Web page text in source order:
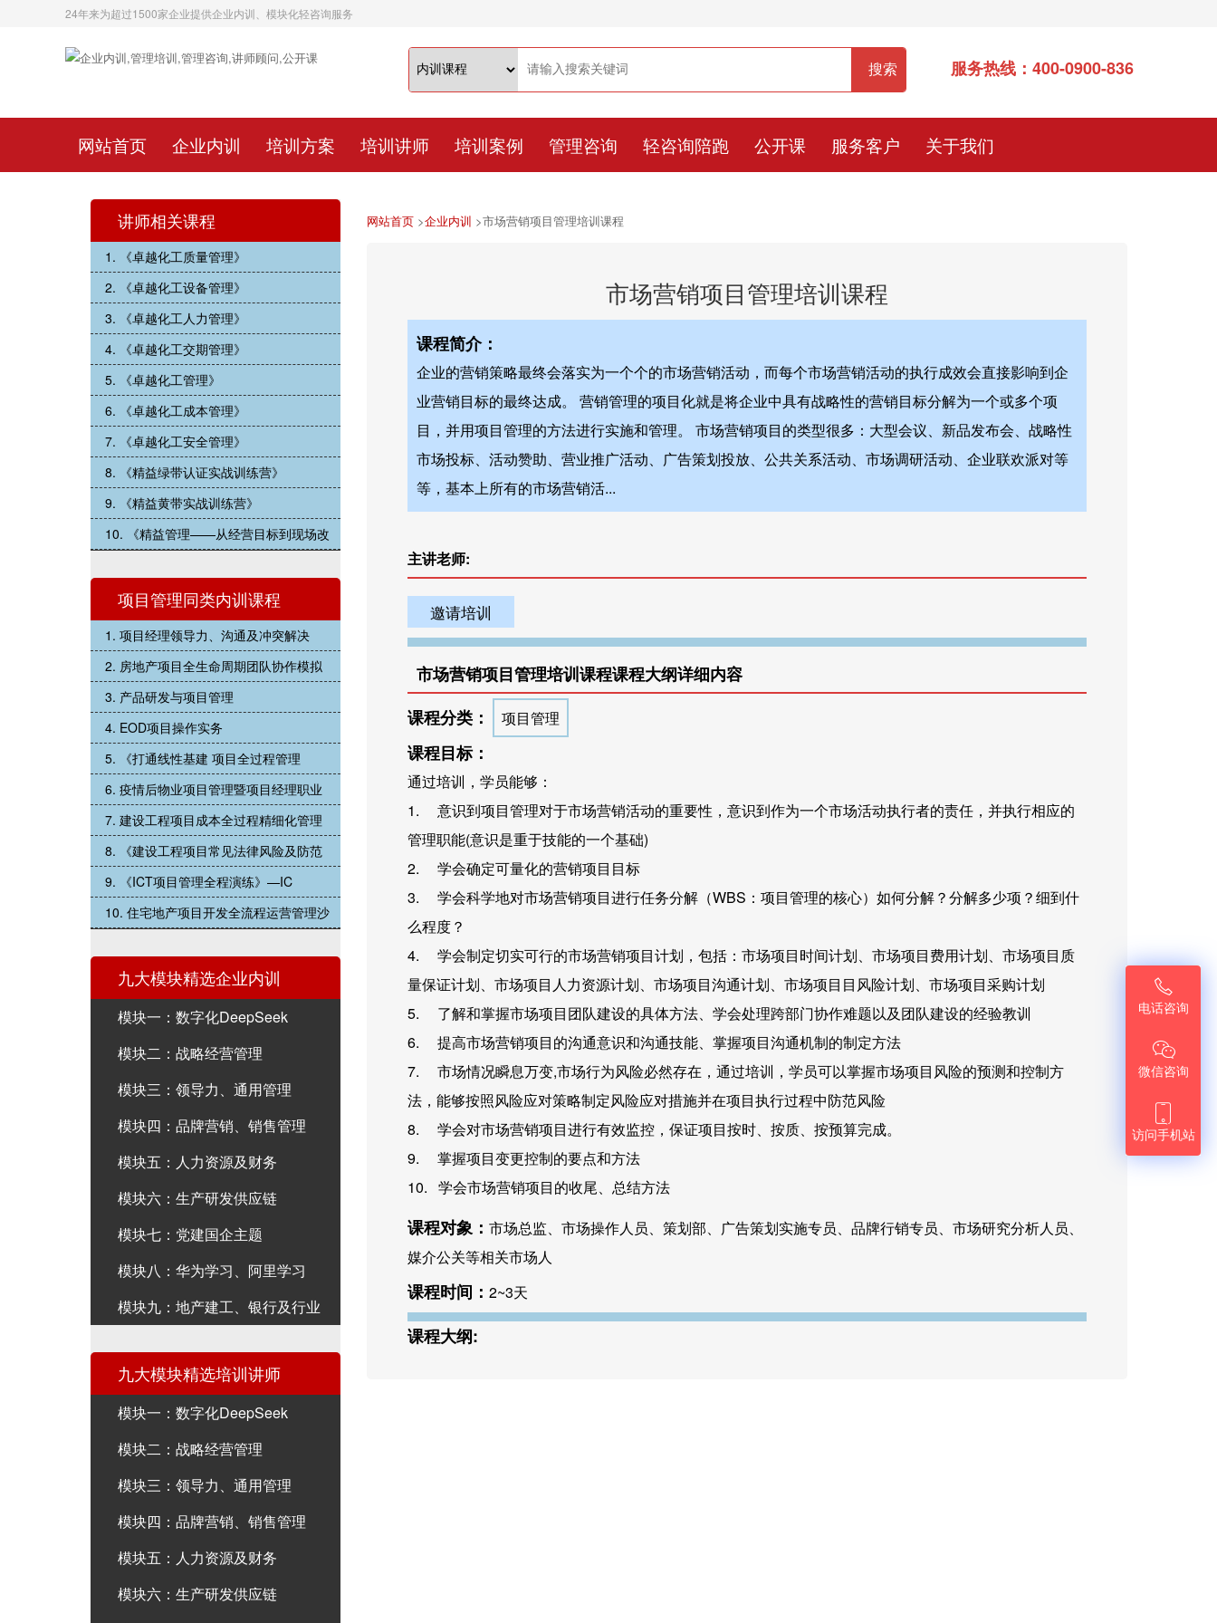
24年来为超过1500家企业提供企业内训、模块化轻咨询服务
服务热线：400-0900-836
网站首页 企业内训 培训方案 培训讲师 培训案例 管理咨询 轻咨询陪跑 公开课 服务客户 关于我们
网站首页>企业内训 >市场营销项目管理培训课程
市场营销项目管理培训课程
课程简介：
企业的营销策略最终会落实为一个个的市场营销活动，而每个市场营销活动的执行成效会直接影响到企
业营销目标的最终达成。 营销管理的项目化就是将企业中具有战略性的营销目标分解为一个或多个项
目，并用项目管理的方法进行实施和管理。 市场营销项目的类型很多：大型会议、新品发布会、战略性
市场投标、活动赞助、营业推广活动、广告策划投放、公共关系活动、市场调研活动、企业联欢派对等
等，基本上所有的市场营销活...
主讲老师:
邀请培训
市场营销项目管理培训课程课程大纲详细内容
课程分类：
项目管理
课程目标：
通过培训，学员能够：
1. 意识到项目管理对于市场营销活动的重要性，意识到作为一个市场活动执行者的责任，并执行相应的
管理职能(意识是重于技能的一个基础)
2. 学会确定可量化的营销项目目标
3. 学会科学地对市场营销项目进行任务分解（WBS：项目管理的核心）如何分解？分解多少项？细到什
么程度？
4. 学会制定切实可行的市场营销项目计划，包括：市场项目时间计划、市场项目费用计划、市场项目质
量保证计划、市场项目人力资源计划、市场项目沟通计划、市场项目目风险计划、市场项目采购计划
5. 了解和掌握市场项目团队建设的具体方法、学会处理跨部门协作难题以及团队建设的经验教训
6. 提高市场营销项目的沟通意识和沟通技能、掌握项目沟通机制的制定方法
7. 市场情况瞬息万变,市场行为风险必然存在，通过培训，学员可以掌握市场项目风险的预测和控制方
法，能够按照风险应对策略制定风险应对措施并在项目执行过程中防范风险
8. 学会对市场营销项目进行有效监控，保证项目按时、按质、按预算完成。
9. 掌握项目变更控制的要点和方法
10. 学会市场营销项目的收尾、总结方法
课程对象： 市场总监、市场操作人员、策划部、广告策划实施专员、品牌行销专员、市场研究分析人员、
媒介公关等相关市场人
课程时间： 2~3天
课程大纲:
讲师相关课程
1. 《卓越化工质量管理》
2. 《卓越化工设备管理》
3. 《卓越化工人力管理》
4. 《卓越化工交期管理》
5. 《卓越化工管理》
6. 《卓越化工成本管理》
7. 《卓越化工安全管理》
8. 《精益绿带认证实战训练营》
9. 《精益黄带实战训练营》
10. 《精益管理——从经营目标到现场改
项目管理同类内训课程
1. 项目经理领导力、沟通及冲突解决
2. 房地产项目全生命周期团队协作模拟
3. 产品研发与项目管理
4. EOD项目操作实务
5. 《打通线性基建 项目全过程管理
6. 疫情后物业项目管理暨项目经理职业
7. 建设工程项目成本全过程精细化管理
8. 《建设工程项目常见法律风险及防范
9. 《ICT项目管理全程演练》—IC
10. 住宅地产项目开发全流程运营管理沙
九大模块精选企业内训
模块一：数字化DeepSeek
模块二：战略经营管理
模块三：领导力、通用管理
模块四：品牌营销、销售管理
模块五：人力资源及财务
模块六：生产研发供应链
模块七：党建国企主题
模块八：华为学习、阿里学习
模块九：地产建工、银行及行业
九大模块精选培训讲师
模块一：数字化DeepSeek
模块二：战略经营管理
模块三：领导力、通用管理
模块四：品牌营销、销售管理
模块五：人力资源及财务
模块六：生产研发供应链

电话咨询

微信咨询

访问手机站